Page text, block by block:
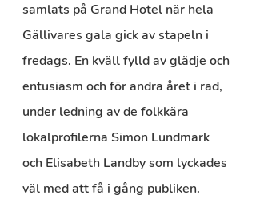
samlats på Grand Hotel när hela
Gällivares gala gick av stapeln i
fredags. En kväll fylld av glädje och
entusiasm och för andra året i rad,
under ledning av de folkkära
lokalprofilerna Simon Lundmark
och Elisabeth Landby som lyckades
väl med att få i gång publiken.